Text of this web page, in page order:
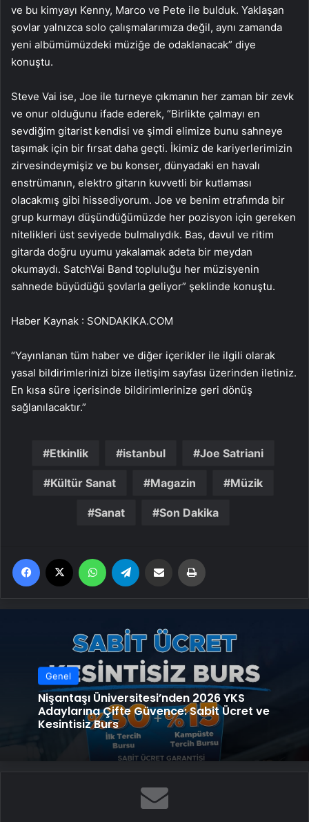
ve bu kimyayı Kenny, Marco ve Pete ile bulduk. Yaklaşan
şovlar yalnızca solo çalışmalarımıza değil, aynı zamanda
yeni albümümüzdeki müziğe de odaklanacak” diye
konuştu.
Steve Vai ise, Joe ile turneye çıkmanın her zaman bir zevk
ve onur olduğunu ifade ederek, “Birlikte çalmayı en
sevdiğim gitarist kendisi ve şimdi elimize bunu sahneye
taşımak için bir fırsat daha geçti. İkimiz de kariyerlerimizin
zirvesindeymişiz ve bu konser, dünyadaki en havalı
enstrümanın, elektro gitarın kuvvetli bir kutlaması
olacakmış gibi hissediyorum. Joe ve benim etrafımda bir
grup kurmayı düşündüğümüzde her pozisyon için gereken
nitelikleri üst seviyede bulmalıydık. Bas, davul ve ritim
gitarda doğru uyumu yakalamak adeta bir meydan
okumaydı. SatchVai Band topluluğu her müzisyenin
sahnede büyüdüğü şovlarla geliyor” şeklinde konuştu.
Haber Kaynak : SONDAKIKA.COM
“Yayınlanan tüm haber ve diğer içerikler ile ilgili olarak
yasal bildirimlerinizi bize iletişim sayfası üzerinden iletiniz.
En kısa süre içerisinde bildirimlerinize geri dönüş
sağlanılacaktır.”
Etkinlik istanbul Joe Satriani
Kültür Sanat Magazin Müzik
Sanat Son Dakika
Facebook WhatsApp Email'den paylaş
Genel
Nişantaşı Üniversitesi’nden 2026 YKS
Adaylarına Çifte Güvence: Sabit Ücret ve
Kesintisiz Burs